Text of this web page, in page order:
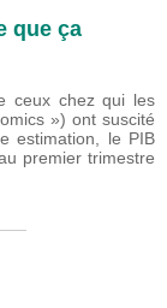
que ça
ceux chez qui les
») ont suscité
estimation, le PIB
premier trimestre